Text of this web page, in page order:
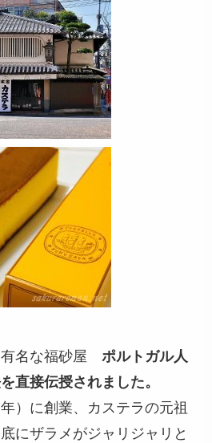
有名な福砂屋ポルトガル人
直接伝授されました。
）に創業、カステラの元祖
にザラメがジャリジャリと